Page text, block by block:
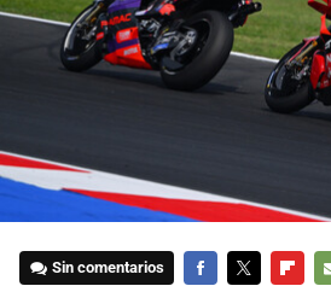
Sin comentarios